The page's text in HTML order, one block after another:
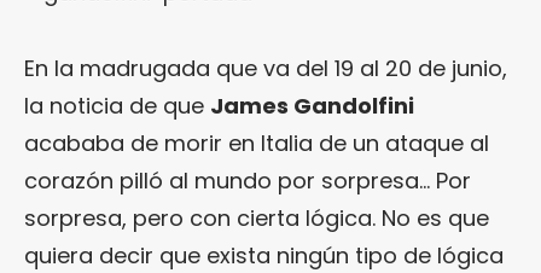
En la madrugada que va del 19 al 20 de junio,
la noticia de que James Gandolfini
acababa de morir en Italia de un ataque al
corazón pilló al mundo por sorpresa… Por
sorpresa, pero con cierta lógica. No es que
quiera decir que exista ningún tipo de lógica